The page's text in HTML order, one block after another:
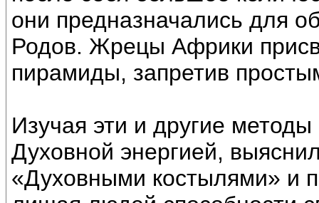
они предназначались для
Родов. Жрецы Африки
пирамиды, запретив
Изучая эти и другие
Духовной энергией,
«Духовными костылями» и